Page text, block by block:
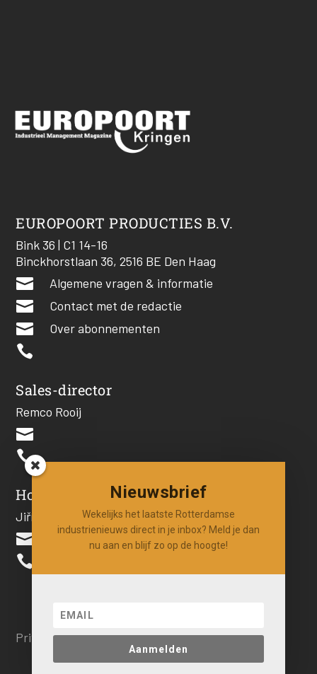
EUROPOORT PRODUCTIES B.V.
Bink 36 | C1 14-16
Binckhorstlaan 36, 2516 BE Den Haag
 Algemene vragen & informatie
 Contact met de redactie
 Over abonnementen

Sales-director
Remco Rooij


Hoofdredacteur
Jiří Hartog


Privacy beleid
Nieuwsbrief
Wekelijks het laatste Rotterdamse
industrienieuws direct in je inbox? Meld je dan
nu aan en blijf zo op de hoogte!
Aanmelden